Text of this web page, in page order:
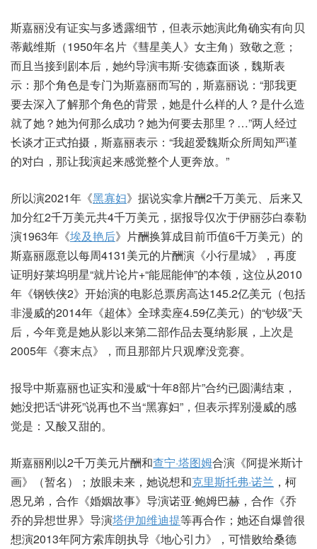
斯嘉丽没有证实与多透露细节，但表示她演此角确实有向贝
蒂戴维斯（1950年名片《彗星美人》女主角）致敬之意；
而且当接到剧本后，她约导演韦斯·安德森面谈，魏斯表
示：那个角色是专门为斯嘉丽而写的，斯嘉丽说：“那我更
要去深入了解那个角色的背景，她是什么样的人？是什么造
就了她？她为何那么成功？她为何要去那里？…”两人经过
长谈才正式拍摄，斯嘉丽表示：“我超爱魏斯众所周知严谨
的对白，那让我演起来感觉整个人更奔放。”
所以演2021年《黑寡妇》据说实拿片酬2千万美元、后来又
加分红2千万美元共4千万美元，据报导仅次于伊丽莎白泰勒
演1963年《埃及艳后》片酬换算成目前币值6千万美元）的
斯嘉丽愿意以每周4131美元的片酬演《小行星城》，再度
证明好莱坞明星“就片论片+“能屈能伸”的本领，这位从2010
年《钢铁侠2》开始演的电影总票房高达145.2亿美元（包括
非漫威的2014年《超体》全球卖座4.59亿美元）的“钞级”天
后，今年竟是她从影以来第二部作品去戛纳影展，上次是
2005年《赛末点》，而且那部片只观摩没竞赛。
报导中斯嘉丽也证实和漫威“十年8部片”合约已圆满结束，
她没把话“讲死”说再也不当“黑寡妇”，但表示挥别漫威的感
觉是：又酸又甜的。
斯嘉丽刚以2千万美元片酬和查宁·塔图姆合演《阿提米斯计
画》（暂名）；放眼未来，她说想和克里斯托弗·诺兰 ，柯
恩兄弟，合作《婚姻故事》导演诺亚·鲍姆巴赫，合作《乔
乔的异想世界》导演塔伊加维迪提等再合作；她还自爆曾很
想演2013年阿方索库朗执导《地心引力》，可惜败给桑德